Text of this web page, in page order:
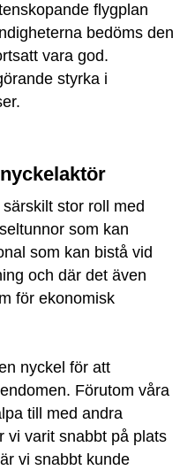
flygplan
bedöms den
vara god.
styrka i
stor roll med
som kan
som kan bistå vid
och där det även
för ekonomisk
nyckel för att
Förutom våra
till med andra
vi varit snabbt på plats
vi snabbt kunde